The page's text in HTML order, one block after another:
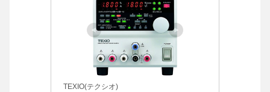
TEXIO(テクシオ)